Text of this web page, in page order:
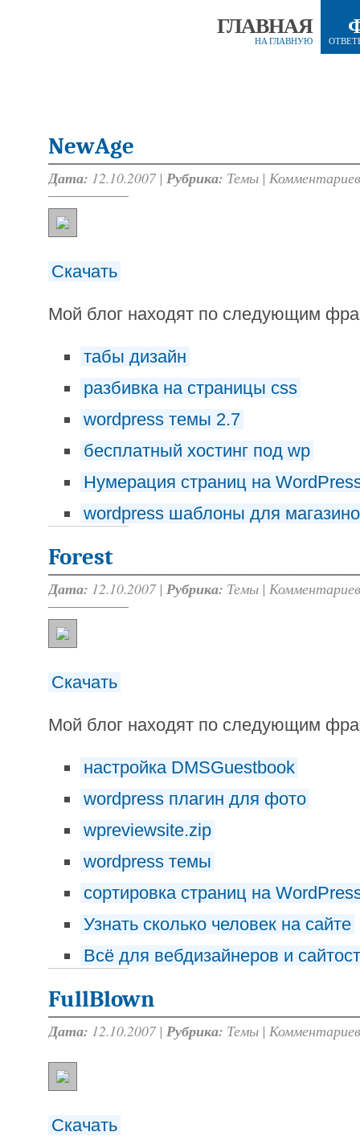
ГЛАВНАЯ
НА ГЛАВНУЮ
NewAge
Дата: 12.10.2007 | Рубрика: Темы |
Скачать
Мой блог находят по следующим
табы дизайн
разбивка на страницы css
wordpress темы 2.7
бесплатный хостинг под wp
Нумерация страниц на
wordpress шаблоны для
Forest
Дата: 12.10.2007 | Рубрика: Темы |
Скачать
Мой блог находят по следующим
настройка DMSGuestbook
wordpress плагин для фото
wpreviewsite.zip
wordpress темы
сортировка страниц на
Узнать сколько человек на сайте
Всё для вебдизайнеров и
FullBlown
Дата: 12.10.2007 | Рубрика: Темы |
Скачать